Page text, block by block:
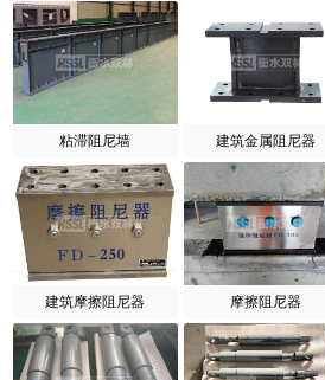
粘滞阻尼墙 建筑金属阻尼器
建筑摩擦阻尼器 摩擦阻尼器